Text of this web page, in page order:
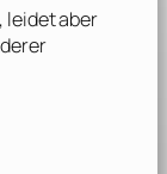
leidet aber